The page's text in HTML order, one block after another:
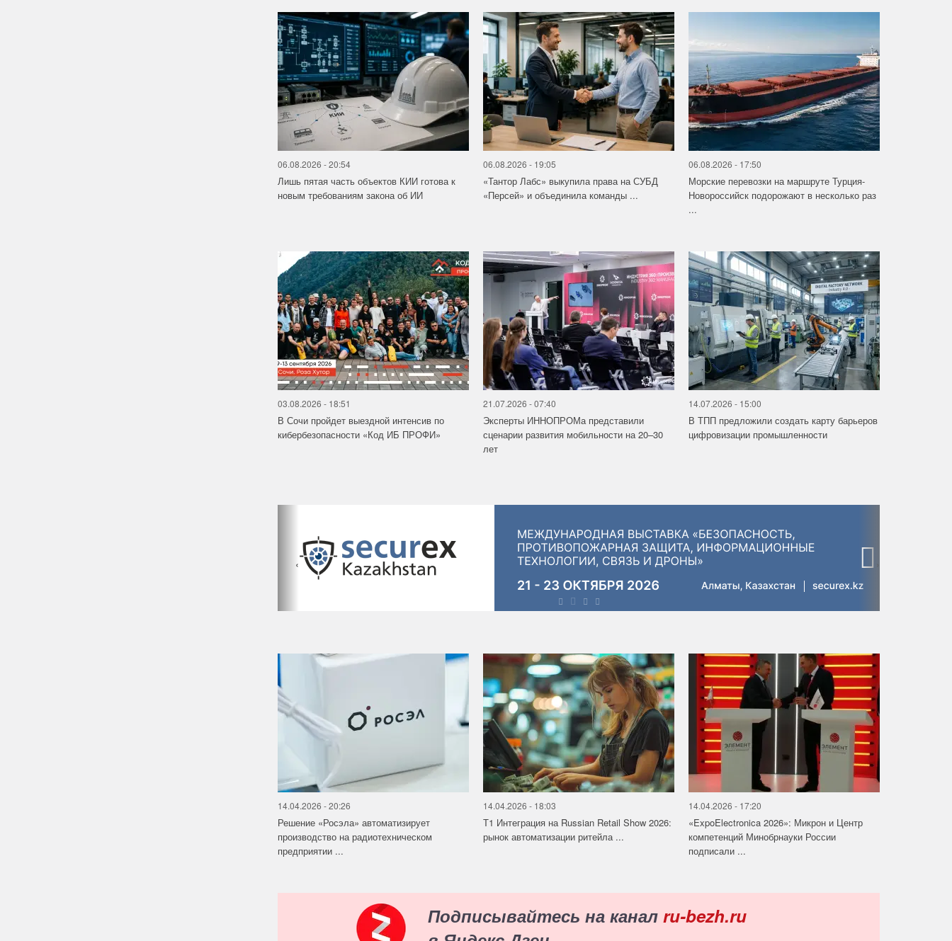
06.08.2026 - 20:54
Лишь пятая часть объектов КИИ готова к
новым требованиям закона об ИИ
06.08.2026 - 19:05
«Тантор Лабс» выкупила права на СУБД
«Персей» и объединила команды ...
06.08.2026 - 17:50
Морские перевозки на маршруте Турция-
Новороссийск подорожают в несколько раз
...
03.08.2026 - 18:51
В Сочи пройдет выездной интенсив по
кибербезопасности «Код ИБ ПРОФИ»
21.07.2026 - 07:40
Эксперты ИННОПРОМа представили
сценарии развития мобильности на 20–30
лет
14.07.2026 - 15:00
В ТПП предложили создать карту барьеров
цифровизации промышленности
‹
14.04.2026 - 20:26
Решение «Росэла» автоматизирует
производство на радиотехническом
предприятии ...
14.04.2026 - 18:03
Т1 Интеграция на Russian Retail Show 2026:
рынок автоматизации ритейла ...
14.04.2026 - 17:20
«ExpoElectronica 2026»: Микрон и Центр
компетенций Минобрнауки России
подписали ...
Подписывайтесь на канал ru-bezh.ru